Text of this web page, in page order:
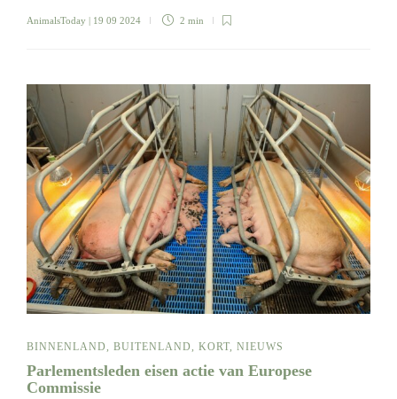
AnimalsToday | 19 09 2024 2 min
BINNENLAND BUITENLAND KORT NIEUWS
Parlementsleden eisen actie van Europese
Commissie